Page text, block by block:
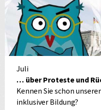
Juli
… über Proteste und
Kennen Sie schon
inklusiver Bildung?